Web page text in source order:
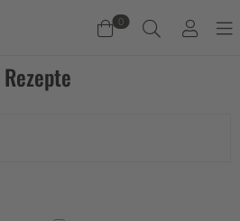
0
Rezepte